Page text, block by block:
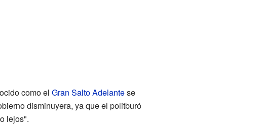
como el Gran Salto Adelantese
disminuyera, ya que el politburó
lejos".